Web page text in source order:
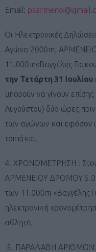
Εmail:
Οι Ηλεκτρονικές
Αγώνα 2000m,
11.000m«Βαγγέλης
την Τετάρτη 31
μπορούν να γίνουν
Αυγούστου) δύο ώρες
των αγώνων και εφόσον
τσιπάκια.
4. ΧΡΟΝΟΜΕΤΡΗΣΗ :
ΑΡΜΕΝΕΙΟΥ ΔΡΟΜΟΥ
των 11.000m «Βαγγέλης
ηλεκτρονική
αθλητή.
5. ΠΑΡΑΛΑΒΗ ΑΡΙΘΜΩΝ: